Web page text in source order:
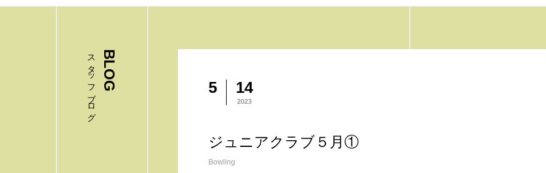
BLOG
スタッフブログ 5 14
2023
ジュニアクラブ５月①
Bowling